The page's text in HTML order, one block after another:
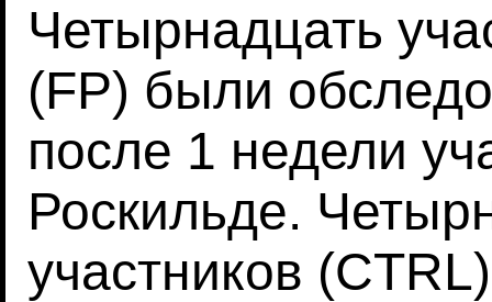
Четырнадцать
(FP) были
после 1 недели
Роскильде.
участников